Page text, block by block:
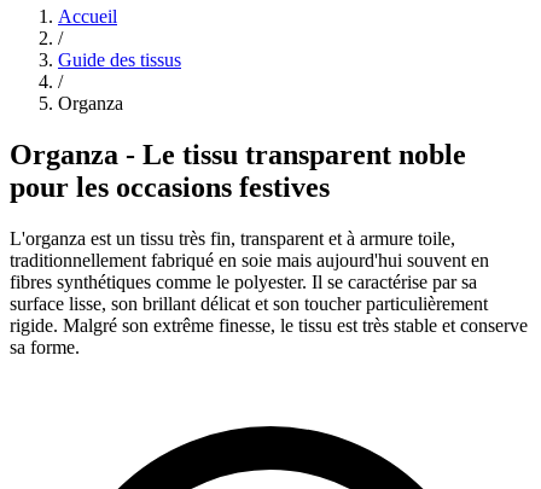
Accueil
/
Guide des tissus
/
Organza
Organza - Le tissu transparent noble
pour les occasions festives
L'organza est un tissu très fin, transparent et à armure toile,
traditionnellement fabriqué en soie mais aujourd'hui souvent en
fibres synthétiques comme le polyester. Il se caractérise par sa
surface lisse, son brillant délicat et son toucher particulièrement
rigide. Malgré son extrême finesse, le tissu est très stable et conserve
sa forme.